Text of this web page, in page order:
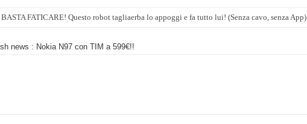
BASTA FATICARE! Questo robot tagliaerba lo appoggi e fa tutto lui! (Senza cavo, senza App)
news : Nokia N97 con TIM a 599€!!